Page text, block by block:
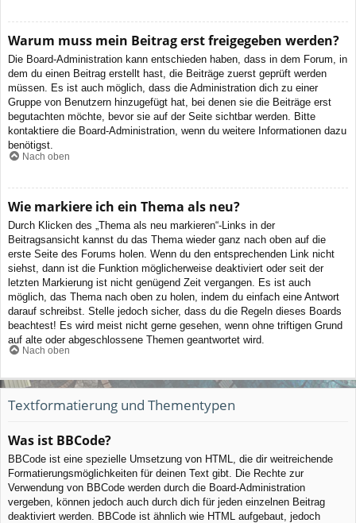
Warum muss mein Beitrag erst freigegeben werden?
Die Board-Administration kann entschieden haben, dass in dem Forum, in
dem du einen Beitrag erstellt hast, die Beiträge zuerst geprüft werden
müssen. Es ist auch möglich, dass die Administration dich zu einer
Gruppe von Benutzern hinzugefügt hat, bei denen sie die Beiträge erst
begutachten möchte, bevor sie auf der Seite sichtbar werden. Bitte
kontaktiere die Board-Administration, wenn du weitere Informationen dazu
benötigst.
Nach oben
Wie markiere ich ein Thema als neu?
Durch Klicken des „Thema als neu markieren“-Links in der
Beitragsansicht kannst du das Thema wieder ganz nach oben auf die
erste Seite des Forums holen. Wenn du den entsprechenden Link nicht
siehst, dann ist die Funktion möglicherweise deaktiviert oder seit der
letzten Markierung ist nicht genügend Zeit vergangen. Es ist auch
möglich, das Thema nach oben zu holen, indem du einfach eine Antwort
darauf schreibst. Stelle jedoch sicher, dass du die Regeln dieses Boards
beachtest! Es wird meist nicht gerne gesehen, wenn ohne triftigen Grund
auf alte oder abgeschlossene Themen geantwortet wird.
Nach oben
Textformatierung und Thementypen
Was ist BBCode?
BBCode ist eine spezielle Umsetzung von HTML, die dir weitreichende
Formatierungsmöglichkeiten für deinen Text gibt. Die Rechte zur
Verwendung von BBCode werden durch die Board-Administration
vergeben, können jedoch auch durch dich für jeden einzelnen Beitrag
deaktiviert werden. BBCode ist ähnlich wie HTML aufgebaut, jedoch